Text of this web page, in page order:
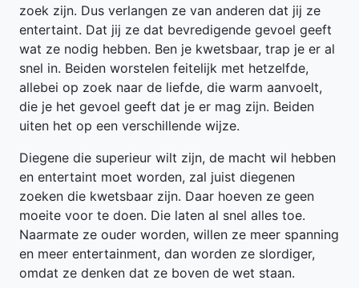
zoek zijn. Dus verlangen ze van anderen dat jij ze
entertaint. Dat jij ze dat bevredigende gevoel geeft
wat ze nodig hebben. Ben je kwetsbaar, trap je er al
snel in. Beiden worstelen feitelijk met hetzelfde,
allebei op zoek naar de liefde, die warm aanvoelt,
die je het gevoel geeft dat je er mag zijn. Beiden
uiten het op een verschillende wijze.
Diegene die superieur wilt zijn, de macht wil hebben
en entertaint moet worden, zal juist diegenen
zoeken die kwetsbaar zijn. Daar hoeven ze geen
moeite voor te doen. Die laten al snel alles toe.
Naarmate ze ouder worden, willen ze meer spanning
en meer entertainment, dan worden ze slordiger,
omdat ze denken dat ze boven de wet staan.